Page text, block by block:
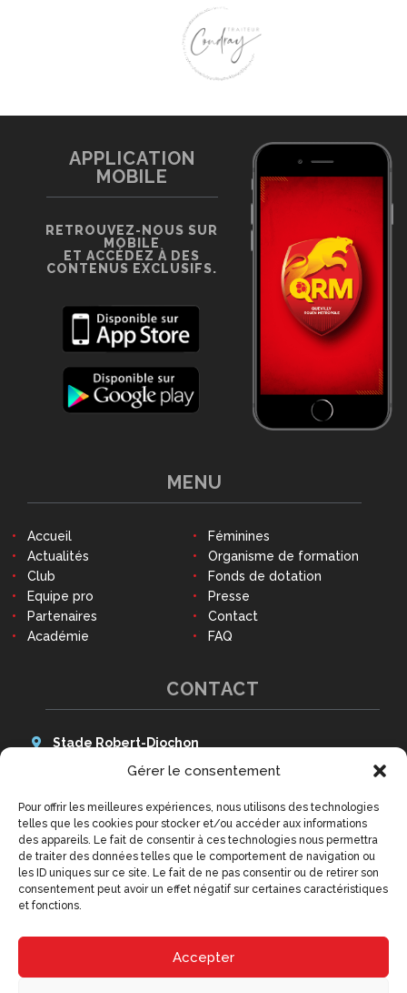
Gérer le consentement
Pour offrir les meilleures expériences, nous utilisons des technologies
telles que les cookies pour stocker et/ou accéder aux informations
des appareils. Le fait de consentir à ces technologies nous permettra
de traiter des données telles que le comportement de navigation ou
les ID uniques sur ce site. Le fait de ne pas consentir ou de retirer son
consentement peut avoir un effet négatif sur certaines caractéristiques
et fonctions.
Accepter
CONTACT
Stade Robert-Diochon
48 Avenue des Canadiens
Tél : 02 79 02 77 20
9h - 12h30 et 14h - 18h
(hors week-ends et jours fériés)
contact@qrm.fr
MENU
Accueil
Actualités
Club
Equipe pro
Partenaires
Académie
Féminines
Organisme de formation
Fonds de dotation
Presse
Contact
FAQ
APPLICATION
MOBILE
RETROUVEZ-NOUS SUR
MOBILE
ET ACCÉDEZ À DES
CONTENUS EXCLUSIFS.